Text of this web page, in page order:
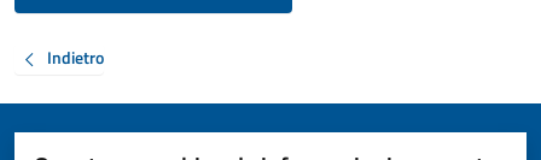
Indietro